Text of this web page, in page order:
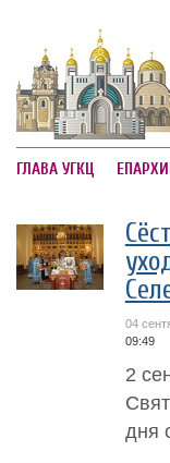
ГЛАВА УГКЦ
04
09:49
2
дня